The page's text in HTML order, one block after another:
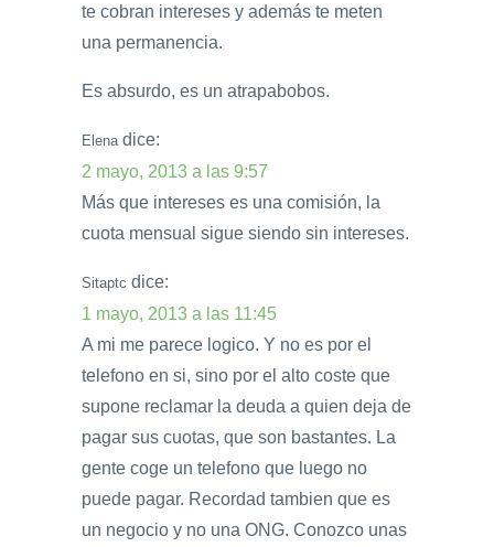
te cobran intereses y además te meten
una permanencia.
Es absurdo, es un atrapabobos.
Elena dice:
2 mayo, 2013 a las 9:57
Más que intereses es una comisión, la
cuota mensual sigue siendo sin intereses.
Sitaptc dice:
1 mayo, 2013 a las 11:45
A mi me parece logico. Y no es por el
telefono en si, sino por el alto coste que
supone reclamar la deuda a quien deja de
pagar sus cuotas, que son bastantes. La
gente coge un telefono que luego no
puede pagar. Recordad tambien que es
un negocio y no una ONG. Conozco unas